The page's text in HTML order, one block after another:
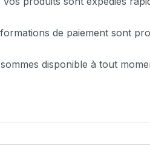
de paiement sont
disponible à tout